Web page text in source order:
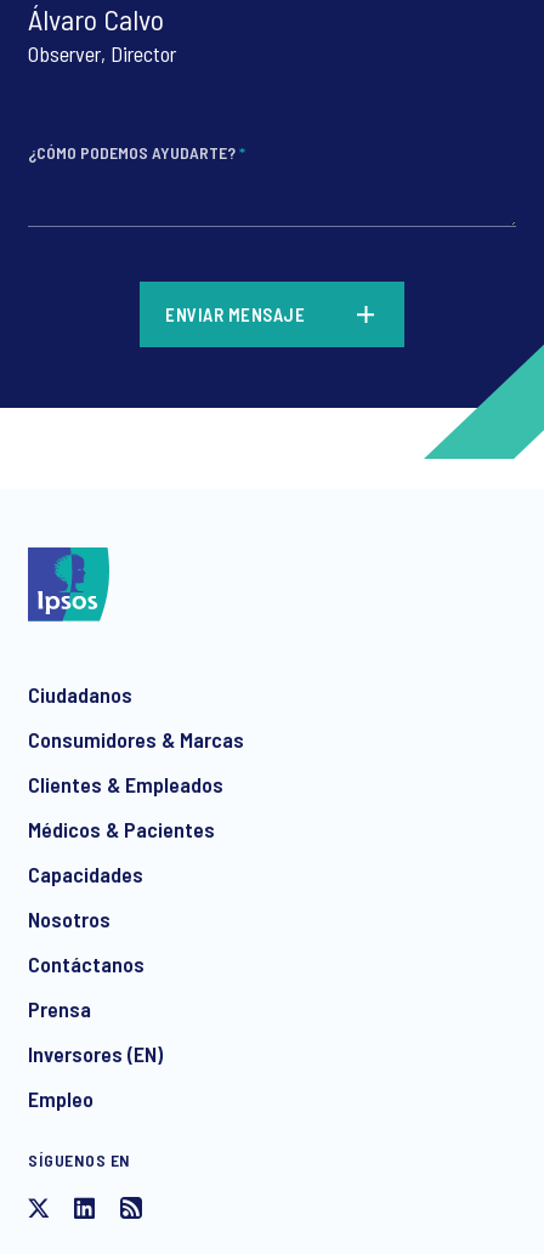
Álvaro Calvo
Observer, Director
¿CÓMO PODEMOS AYUDARTE?*
communication about products and services including
invitations to free events and articles from Ipsos. You may
withdraw your consent at any time with effect for the future.
ENVIAR MENSAJE
Ciudadanos
Consumidores & Marcas
Clientes & Empleados
Médicos & Pacientes
Capacidades
Nosotros
Contáctanos
Prensa
Inversores (EN)
Empleo
SÍGUENOS EN